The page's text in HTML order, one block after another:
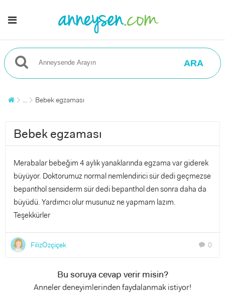
ARA
... Bebek egzaması
Bebek egzaması
Merabalar bebeğim 4 aylık yanaklarında egzama var giderek
büyüyor. Doktorumuz normal nemlendirici sür dedi geçmezse
bepanthol sensiderm sür dedi bepanthol den sonra daha da
büyüdü. Yardımcı olur musunuz ne yapmam lazım.
Teşekkürler
FilizÖzçiçek chat 0
Bu soruya cevap verir misin?
Anneler deneyimlerinden faydalanmak istiyor!